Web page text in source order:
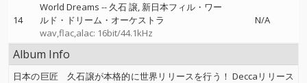
14
World Dreams -- 久石 譲 新日本フィル・ワー
ルド・ドリーム・オーケストラ
wav,flac,alac: 16bit/44.1kHz
N/A
Album Info
日本の巨匠 久石譲が本格的に世界リリースを行う！ Deccaリリース